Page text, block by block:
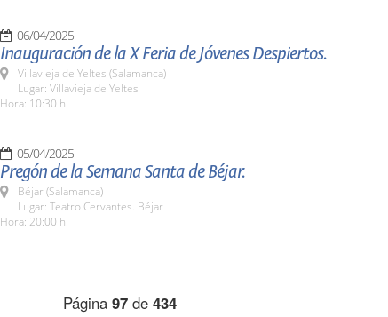
06/04/2025
Inauguración de la X Feria de Jóvenes Despiertos.
Villavieja de Yeltes (Salamanca)
Lugar: Villavieja de Yeltes
Hora: 10:30 h.
05/04/2025
Pregón de la Semana Santa de Béjar.
Béjar (Salamanca)
Lugar: Teatro Cervantes. Béjar
Hora: 20:00 h.
Página 97 de 434